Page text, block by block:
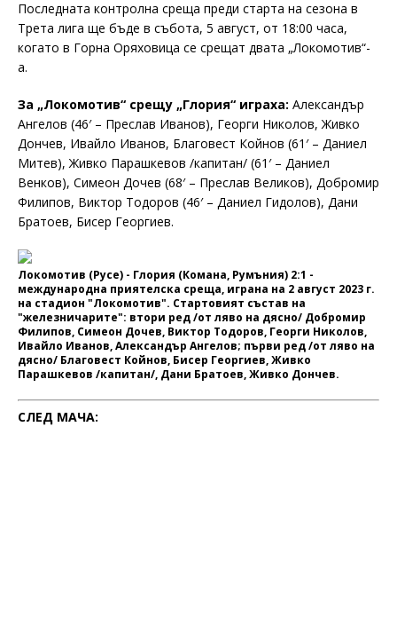
Последната контролна среща преди старта на сезона в
Трета лига ще бъде в събота, 5 август, от 18:00 часа,
когато в Горна Оряховица се срещат двата „Локомотив“-
а.
За „Локомотив“ срещу „Глория“ играха: Александър
Ангелов (46′ – Преслав Иванов), Георги Николов, Живко
Дончев, Ивайло Иванов, Благовест Койнов (61′ – Даниел
Митев), Живко Парашкевов /капитан/ (61′ – Даниел
Венков), Симеон Дочев (68′ – Преслав Великов), Добромир
Филипов, Виктор Тодоров (46′ – Даниел Гидолов), Дани
Братоев, Бисер Георгиев.
Локомотив (Русе) - Глория (Комана, Румъния) 2:1 -
международна приятелска среща, играна на 2 август 2023 г.
на стадион "Локомотив". Стартовият състав на
"железничарите": втори ред /от ляво на дясно/ Добромир
Филипов, Симеон Дочев, Виктор Тодоров, Георги Николов,
Ивайло Иванов, Александър Ангелов; първи ред /от ляво на
дясно/ Благовест Койнов, Бисер Георгиев, Живко
Парашкевов /капитан/, Дани Братоев, Живко Дончев.
СЛЕД МАЧА: